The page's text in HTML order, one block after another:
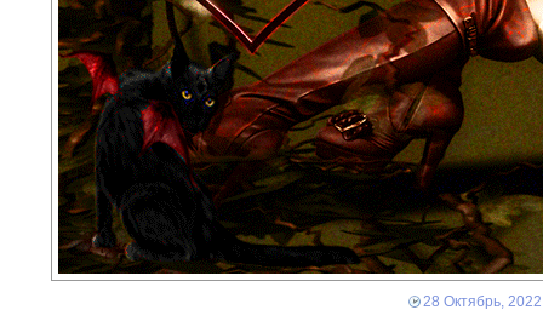
28 Октябрь, 2022